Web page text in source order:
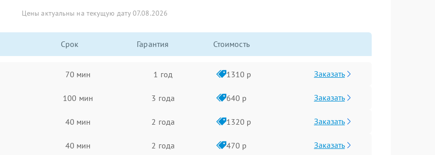
Цены актуальны на текущую дату 07.08.2026
Срок Гарантия Стоимость
70 мин 1 год 1310 р Заказать
100 мин 3 года 640 р Заказать
40 мин 2 года 1320 р Заказать
40 мин 2 года 470 р Заказать